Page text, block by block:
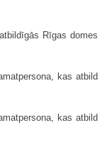
atbildīgās Rīgas domes
kas atbild
kas atbild